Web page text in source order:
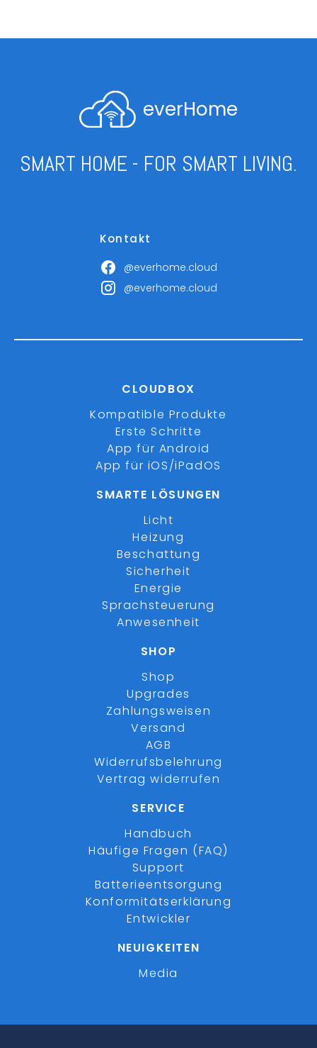
everHome
SMART HOME - FOR SMART LIVING.
Kontakt
@everhome.cloud
@everhome.cloud
CLOUDBOX
Kompatible Produkte
Erste Schritte
App für Android
App für iOS/iPadOS
SMARTE LÖSUNGEN
Licht
Heizung
Beschattung
Sicherheit
Energie
Sprachsteuerung
Anwesenheit
SHOP
Shop
Upgrades
Zahlungsweisen
Versand
AGB
Widerrufsbelehrung
Vertrag widerrufen
SERVICE
Handbuch
Häufige Fragen (FAQ)
Support
Batterieentsorgung
Konformitätserklärung
Entwickler
NEUIGKEITEN
Media